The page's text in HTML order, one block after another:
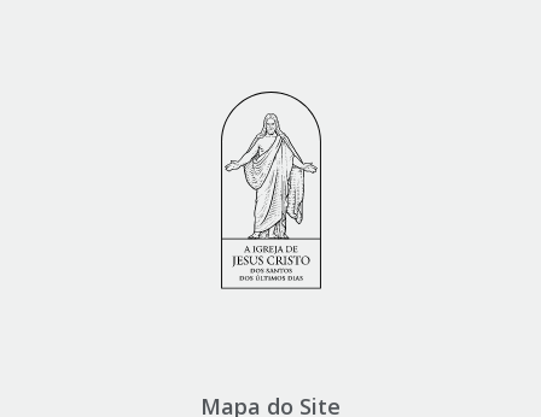
Mapa do Site